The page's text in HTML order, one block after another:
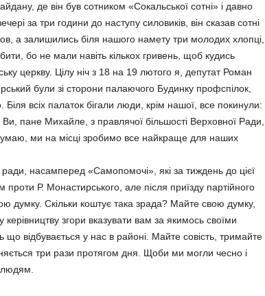
де він був сотником «Сокальської сотні» і давно
за три години до наступу силовиків, він сказав сотні
а залишились біля нашого намету три молодих хлопці,
бо не мали навіть кількох гривень, щоб кудись
церкву. Цілу ніч з 18 на 19 лютого я, депутат Роман
були зі сторони палаючого Будинку профспілок,
всіх палаток бігали люди, крім нашої, все покинули:
пане Михайле, з правлячої більшості Верховної Ради,
ми на місці зробимо все найкраще для наших
насамперед «Самопомочі», які за тиждень до цієї
проти Р. Монастирського, але після приїзду партійного
думку. Скільки коштує така зрада? Майте свою думку,
керівництву згори вказувати вам за якимось своїми
відбувається у нас в районі. Майте совість, тримайте
три рази протягом дня. Щоби ми могли чесно і
людям.